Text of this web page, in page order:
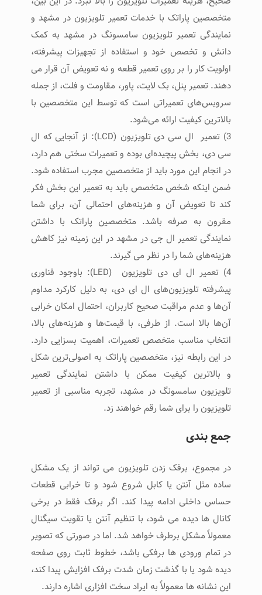
متخصصین پاراتک با خدمات تعمیر تلویزیون در مشهد و
نمایندگی تعمیر تلویزیون سامسونگ در مشهد به کمک
دانش و تخصص خود و استفاده از تجهیزات پیشرفته،
اولویت کار را بر روی تعمیر قطعه و نه تعویض آن قرار می
دهند. تعمیر پنل، بک لایت، پاور، مقاومت و فلت، از جمله
سرویس‌های تعمیراتی است که توسط این متخصصین با
بالاترین کیفیت ارائه می‌شود.
3) تعمیر ال سی دی تلویزیون (LCD): از آنجایی که ال
سی دی، بخش پیچیده‌ای بوده و تعمیرات سختی هم دارد،
در انجام این مورد باید از متخصصین مجرب استفاده شود.
ضمن اینکه شخص متخصص باید به تعمیر این بخش فکر
کند تا تعویض آن و هزینه‌های احتمالی آن، برای شما
مقرون به صرفه باشد. متخصصین پاراتک با داشتن
نمایندگی تعمیر ال جی در مشهد در این زمینه نیز کاهش
هزینه‌های شما را در نظر می گیرند.
4) تعمیر ال ای دی تلویزیون (LED): باوجود فناوری
پیشرفته تلویزیون‌های ال ای دی، به دلیل کارکرد مداوم
آن‌ها و عدم مراقبت صحیح کاربران، احتمال امکان خرابی
آن‌ها بالا است. از طرفی، با قیمت‌ها و هزینه‌های بالا،
انتخاب مناسب متخصص تعمیرات، اهمیت بسزایی دارد.
در این رابطه نیز، متخصصین پاراتک به اصولی‌ترین شکل
و بالاترین کیفیت ممکن با داشتن نمایندگی تعمیر
تلویزیون سامسونگ در مشهد، تجربه مناسبی از تعمیر
تلویزیون را برای شما رقم خواهند زد.
جمع ‌بندی
در مجموع، برفک زدن تلویزیون می ‌تواند از یک مشکل
ساده مثل آنتن یا کابل شروع شود و تا خرابی قطعات
حساس داخلی ادامه پیدا کند. اگر برفک فقط در برخی
کانال‌ ها دیده می‌ شود، با تنظیم آنتن یا تقویت سیگنال
معمولاً مشکل برطرف خواهد شد. اما در صورتی که تصویر
در تمام ورودی‌ ها برفکی باشد، خطوط ثابت روی صفحه
دیده شود یا با گذشت زمان شدت برفک افزایش پیدا کند،
این نشانه ‌ها معمولاً به ایراد سخت ‌افزاری اشاره دارند.